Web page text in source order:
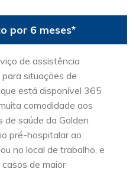
por 6 meses*
de assistência
situações de
está disponível 365
comodidade aos
de saúde da Golden
pré-hospitalar ao
no local de trabalho, e
de maior